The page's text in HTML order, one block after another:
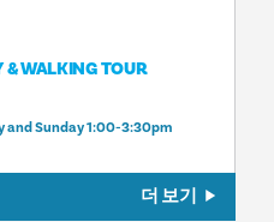
& WALKING TOUR
and Sunday 1:00-3:30pm
더 보기